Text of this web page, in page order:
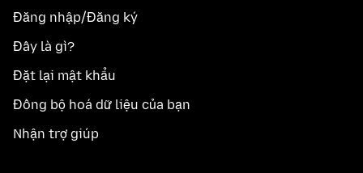
Đăng nhập/Đăng ký
Đây là gì?
Đặt lại mật khẩu
Đồng bộ hoá dữ liệu của bạn
Nhận trợ giúp